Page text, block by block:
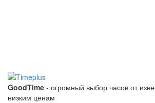
GoodTime - огромный выбор часов от
низким ценам